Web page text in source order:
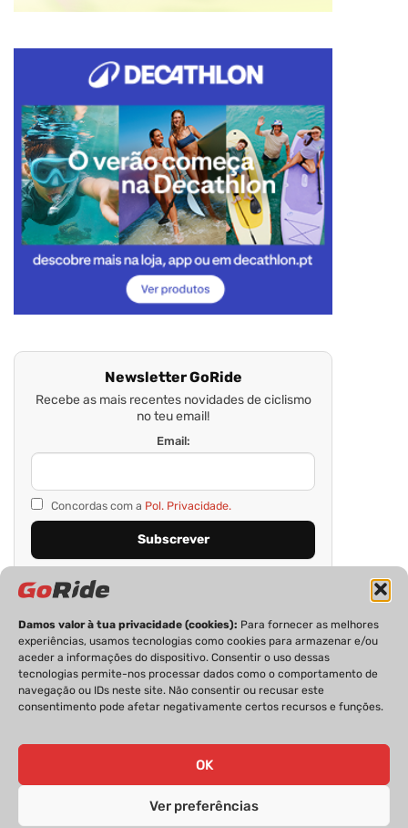
Damos valor à tua privacidade (cookies): Para fornecer as melhores
experiências, usamos tecnologias como cookies para armazenar e/ou
aceder a informações do dispositivo. Consentir o uso dessas
tecnologias permite-nos processar dados como o comportamento de
navegação ou IDs neste site. Não consentir ou recusar este
consentimento pode afetar negativamente certos recursos e funções.
OK
Ver preferências
Newsletter GoRide
Recebe as mais recentes novidades de ciclismo
no teu email!
Email:
Concordas com a Pol. Privacidade.
PRIVACIDADE FICHA TÉCNICA
ESTATUTO EDITORIAL